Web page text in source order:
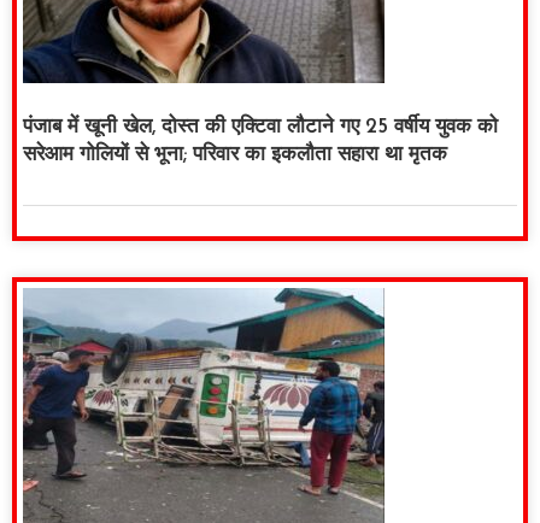
पंजाब में खूनी खेल, दोस्त की एक्टिवा लौटाने गए 25 वर्षीय युवक को
सरेआम गोलियों से भूना; परिवार का इकलौता सहारा था मृतक